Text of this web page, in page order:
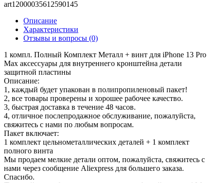
art12000035612590145
Описание
Характеристики
Отзывы и вопросы (0)
1 компл. Полный Комплект Металл + винт для iPhone 13 Pro
Max аксессуары для внутреннего кронштейна детали
защитной пластины
Описание:
1, каждый будет упакован в полипропиленовый пакет!
2, все товары проверены и хорошее рабочее качество.
3, быстрая доставка в течение 48 часов.
4, отличное послепродажное обслуживание, пожалуйста,
свяжитесь с нами по любым вопросам.
Пакет включает:
1 комплект цельнометаллических деталей + 1 комплект
полного винта
Мы продаем мелкие детали оптом, пожалуйста, свяжитесь с
нами через сообщение Aliexpress для большего заказа.
Спасибо.